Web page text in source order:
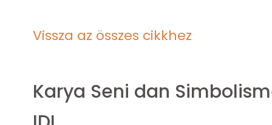
Vissza az összes cikkhez
Karya Seni dan